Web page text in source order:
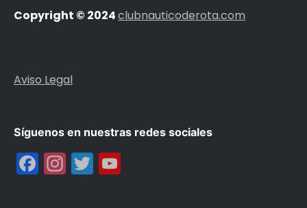
Copyright © 2024clubnauticoderota.com
Aviso Legal
Síguenos en nuestras redes sociales
Facebook
Instagram
Twitter